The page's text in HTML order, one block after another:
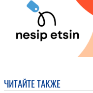
ЧИТАЙТЕ ТАКЖЕ